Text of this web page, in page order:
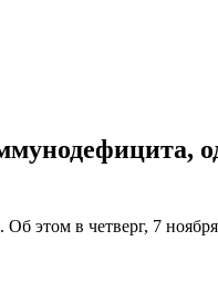
этом в четверг, 7